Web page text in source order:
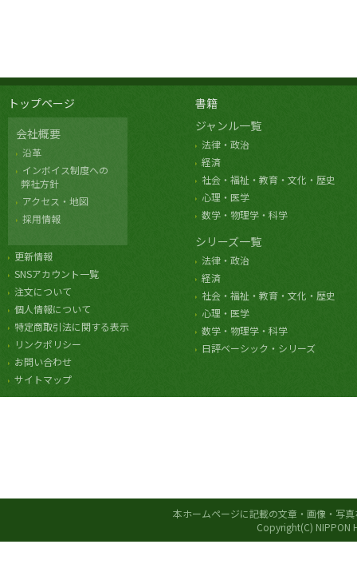
トップページ
会社概要
沿革
インボイス制度への
弊社方針
アクセス・地図
採用情報
更新情報
SNSアカウント一覧
注文について
個人情報について
特定商取引法に関する表示
リンクポリシー
お問い合わせ
サイトマップ
書籍
ジャンル一覧
法律・政治
経済
社会・福祉・教育・文化・歴史
心理・医学
数学・物理学・科学
シリーズ一覧
法律・政治
経済
社会・福祉・教育・文化・歴史
心理・医学
数学・物理学・科学
日評ベーシック・シリーズ
本ホームページに記載の文章・画像・写
Copyright(C) NIPPON